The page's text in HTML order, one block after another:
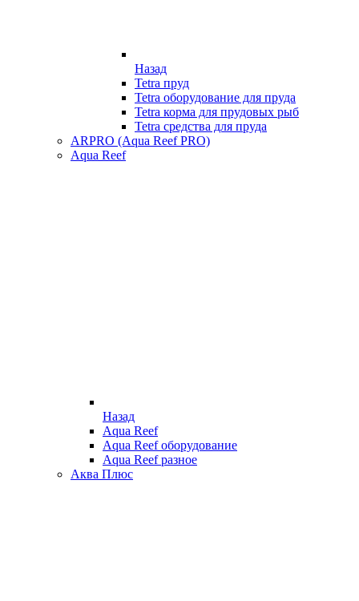
Назад
Tetra пруд
Tetra оборудование для пруда
Tetra корма для прудовых рыб
Tetra средства для пруда
ARPRO (Aqua Reef PRO)
Aqua Reef
Назад
Aqua Reef
Aqua Reef оборудование
Aqua Reef разное
Аква Плюс